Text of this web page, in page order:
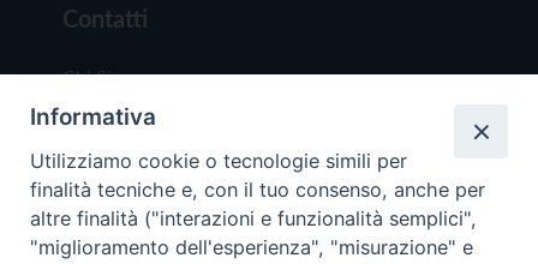
Contatti
Chi Siamo
Redazione
Scrivici
Informativa
Utilizziamo cookie o tecnologie simili per
finalità tecniche e, con il tuo consenso, anche per
altre finalità ("interazioni e funzionalità semplici",
"miglioramento dell'esperienza", "misurazione" e